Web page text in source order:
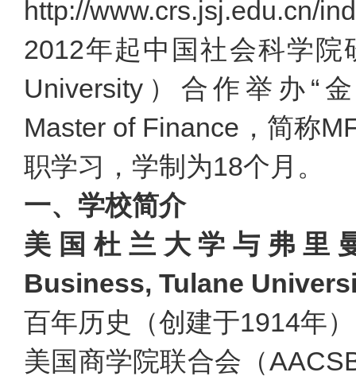
http://www.crs.jsj.edu.cn/
2012年起中国社会科学
University）合作举办“
Master of Finance，简称
职学习，学制为18个月。
一、学校简介
美国杜兰大学与弗里
Business, Tulane
百年历史（创建于1914年）
美国商学院联合会（